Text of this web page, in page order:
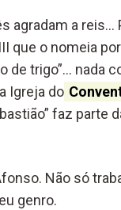
agradam a reis…
o nomeia
de trigo”… nada
Igreja do
faz parte
Não só
genro.